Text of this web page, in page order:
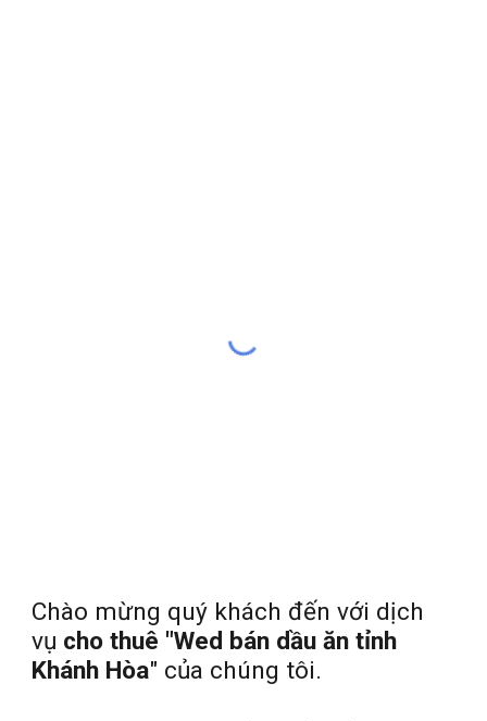
Chào mừng quý khách đến với dịch
vụ cho thuê "Wed bán dầu ăn tỉnh
Khánh Hòa" của chúng tôi.